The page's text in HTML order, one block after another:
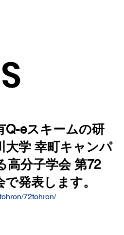
Q-eスキームの研
大学 幸町キャンパ
高分子学会 第72
発表します。
72tohron/